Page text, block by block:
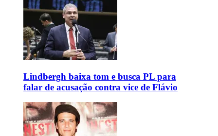
Lindbergh baixa tom e busca PL para
falar de acusação contra vice de Flávio